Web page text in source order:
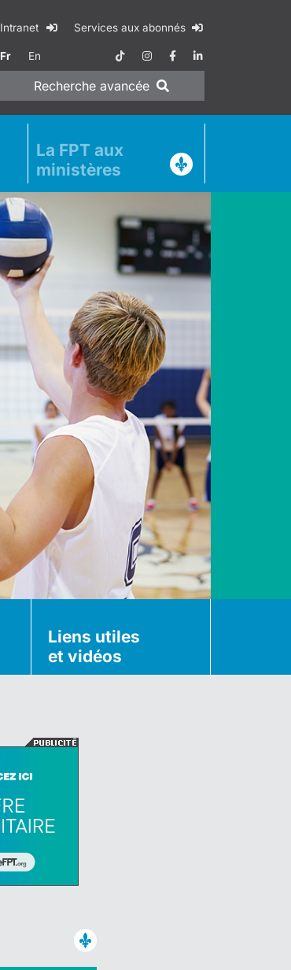
Intranet Services aux abonnés
Fr En
Recherche avancée
La FPT aux
ministères
Liens utiles
et vidéos